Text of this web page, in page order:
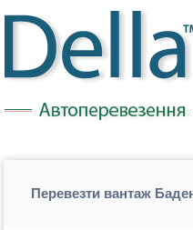
Перевезти вантаж